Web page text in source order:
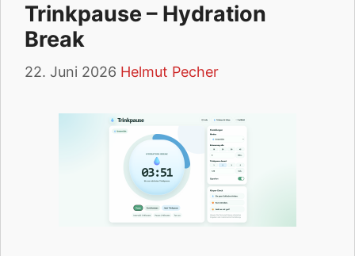
Trinkpause – Hydration
Break
22. Juni 2026 Helmut Pecher